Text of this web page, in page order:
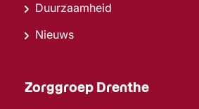
Duurzaamheid
Nieuws
Zorggroep Drenthe